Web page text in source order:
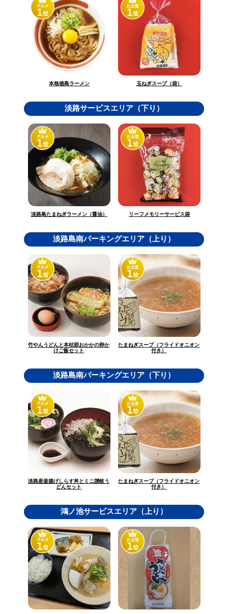
本格徳島ラーメン 玉ねぎスープ（袋）
淡路サービスエリア（下り）
淡路島たまねぎラーメン（醤油） リーフメモリーサービス袋
淡路島南パーキングエリア（上り）
竹やんうどんと本枯節おかかの卵か
けご飯セット
たまねぎスープ（フライドオニオン
付き）
淡路島南パーキングエリア（下り）
淡路産釜揚げしらす丼とミニ讃岐う
どんセット
たまねぎスープ（フライドオニオン
付き）
鴻ノ池サービスエリア（上り）